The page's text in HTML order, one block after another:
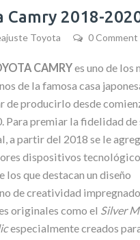
Camry 2018-
Toyota 0 Comment
CAMRYes uno de los
de la famosa casa
de producirlo desde
Para premiar la fidelidad de
a partir del 2018 se le
dispositivos
los que destacan un diseño
de creatividad
originales como el Silver
especialmente creados